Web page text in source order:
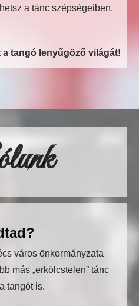
a tánc szépségeiben.
tangó lenyűgöző világát!
város önkormányzata
más „erkölcstelen” tánc
tangót is.